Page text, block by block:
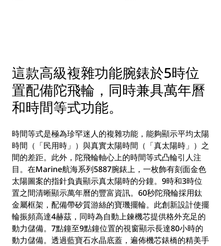
這款高級複雜功能腕錶於5時位
置配備陀飛輪，同時兼具萬年曆
和時間等式功能。
時間等式是極為珍罕迷人的複雜功能，能夠顯示平均太陽
時間（「民用時」）與真實太陽時間（「真太陽時」）之
間的差距。此外，陀飛輪軸心上的時間等式凸輪引人注
目。在Marine航海系列5887腕錶上，一枚飾有刻面金色
太陽圖案的指針負責顯示真太陽時的分鐘。9時和3時位
置之間清晰顯示萬年曆的豐富資訊。60秒陀飛輪採用鈦
金屬框架，配備帶矽質游絲的寶璣擺輪。此創新設計使擺
輪振頻高達4赫茲，同時為自動上鍊機芯提供格外充足的
動力儲備。7點鐘至9點鐘位置的視窗顯示長達80小時的
動力儲備。透過藍寶石水晶底蓋，遍佈機芯錶橋的精美手